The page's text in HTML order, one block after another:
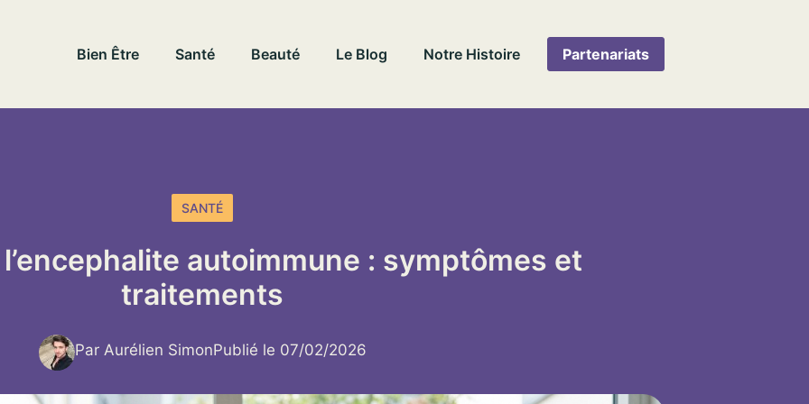
Bien Être Santé Beauté Le Blog Notre Histoire Partenariats
SANTÉ
autoimmune : symptômes et
traitements
Par Aurélien SimonPublié le 07/02/2026